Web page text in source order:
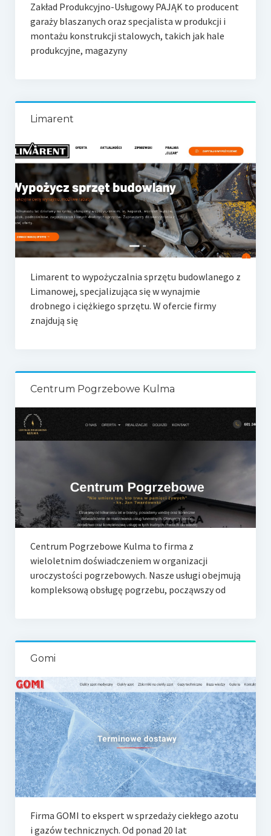
Zakład Produkcyjno-Usługowy PAJĄK to producent
garaży blaszanych oraz specjalista w produkcji i
montażu konstrukcji stalowych, takich jak hale
produkcyjne, magazyny
Limarent
Limarent to wypożyczalnia sprzętu budowlanego z
Limanowej, specjalizująca się w wynajmie
drobnego i ciężkiego sprzętu. W ofercie firmy
znajdują się
Centrum Pogrzebowe Kulma
Centrum Pogrzebowe Kulma to firma z
wieloletnim doświadczeniem w organizacji
uroczystości pogrzebowych. Nasze usługi obejmują
kompleksową obsługę pogrzebu, począwszy od
Gomi
Firma GOMI to ekspert w sprzedaży ciekłego azotu
i gazów technicznych. Od ponad 20 lat